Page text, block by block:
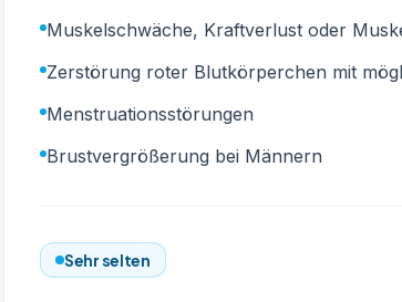
Muskelschwäche, Kraftverlust oder
Zerstörung roter Blutkörperchen mit
Menstruationsstörungen
Brustvergrößerung bei Männern
Sehr selten